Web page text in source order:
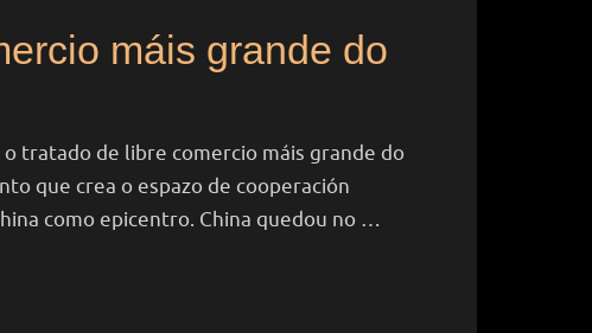
máis grande do
o tratado de libre comercio máis grande do
que crea o espazo de cooperación
como epicentro. China quedou no …